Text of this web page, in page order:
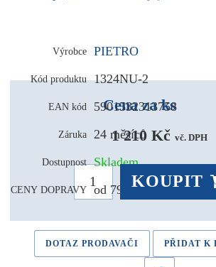
Výrobce PIETRO
Kód produktu 1324NU-2
EAN kód 5901532313758
Záruka 24 měsíců
Dostupnost Skladem
CENY DOPRAVY od 79,- Kč
Cena za ks
1 210 Kč vč. DPH
KOUPIT
DOTAZ PRODAVAČI PŘIDAT K